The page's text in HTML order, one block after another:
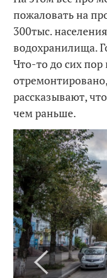
пожаловать на
300тыс.
водохранилища.
Что-то до сих пор
рассказывают,
чем раньше.